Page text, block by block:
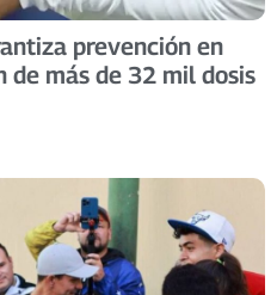
prevención en
de más de 32 mil dosis